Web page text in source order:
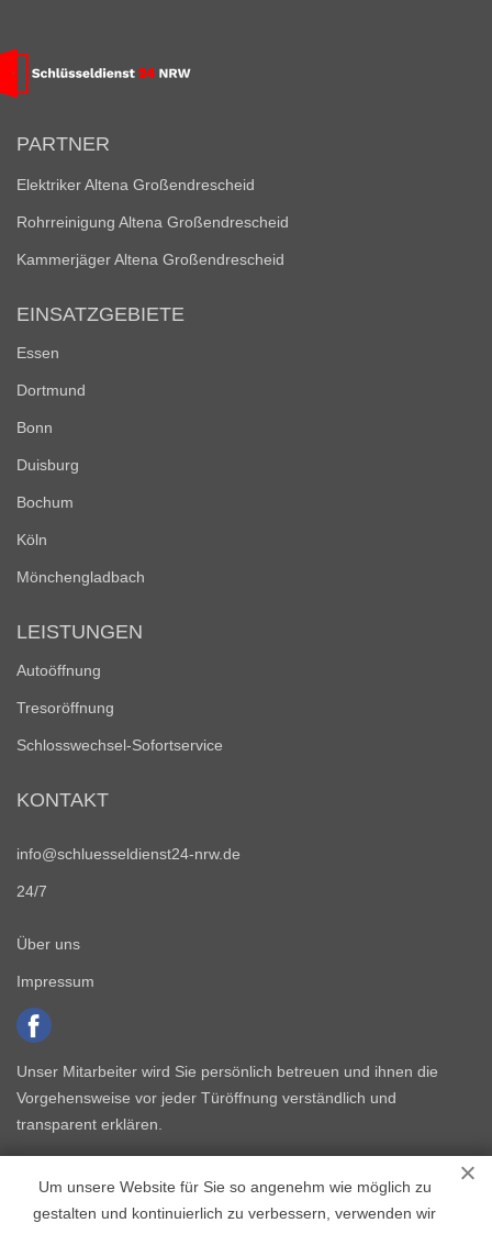
Um unsere Website für Sie so angenehm wie möglich zu
gestalten und kontinuierlich zu verbessern, verwenden wir
PARTNER
Elektriker Altena Großendrescheid
Rohrreinigung Altena Großendrescheid
Kammerjäger Altena Großendrescheid
EINSATZGEBIETE
Essen
Dortmund
Bonn
Duisburg
Bochum
Köln
Mönchengladbach
LEISTUNGEN
Autoöffnung
Tresoröffnung
Schlosswechsel-Sofortservice
KONTAKT
info@schluesseldienst24-nrw.de
24/7
Über uns
Impressum
Unser Mitarbeiter wird Sie persönlich betreuen und ihnen die
Vorgehensweise vor jeder Türöffnung verständlich und
transparent erklären.